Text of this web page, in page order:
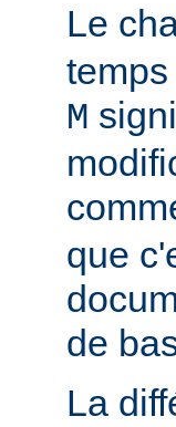
Le
M
que
de
La